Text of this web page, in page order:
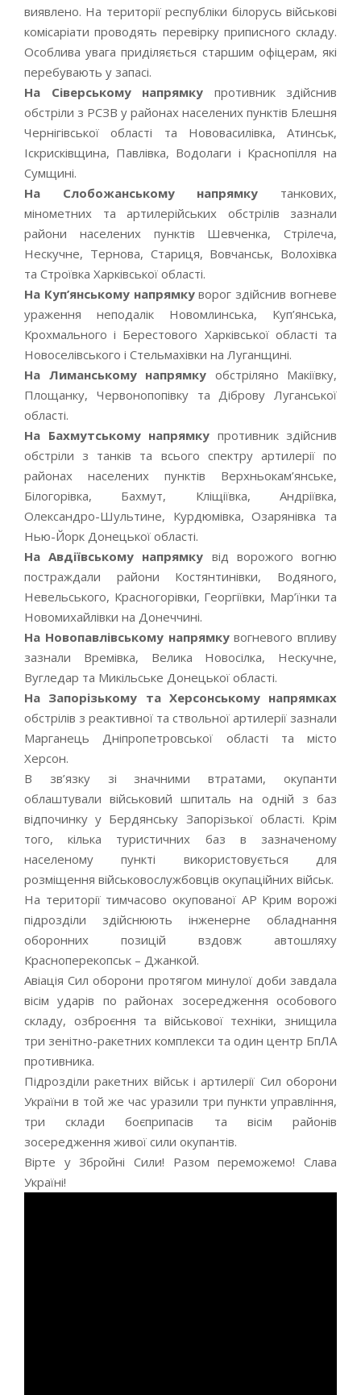
виявлено. На території республіки білорусь військові
комісаріати проводять перевірку приписного складу.
Особлива увага приділяється старшим офіцерам, які
перебувають у запасі.
На Сіверському напрямку противник здійснив
обстріли з РСЗВ у районах населених пунктів Блешня
Чернігівської області та Нововасилівка, Атинськ,
Іскрисківщина, Павлівка, Водолаги і Краснопілля на
Сумщині.
На Слобожанському напрямку танкових,
мінометних та артилерійських обстрілів зазнали
райони населених пунктів Шевченка, Стрілеча,
Нескучне, Тернова, Стариця, Вовчанськ, Волохівка
та Строївка Харківської області.
На Куп’янському напрямкуворог здійснив вогневе
ураження неподалік Новомлинська, Куп’янська,
Крохмального і Берестового Харківської області та
Новоселівського і Стельмахівки на Луганщині.
На Лиманському напрямку обстріляно Макіївку,
Площанку, Червонопопівку та Діброву Луганської
області.
На Бахмутському напрямку противник здійснив
обстріли з танків та всього спектру артилерії по
районах населених пунктів Верхньокам’янське,
Білогорівка, Бахмут, Кліщіївка, Андріївка,
Олександро-Шультине, Курдюмівка, Озарянівка та
Нью-Йорк Донецької області.
На Авдіївському напрямку від ворожого вогню
постраждали райони Костянтинівки, Водяного,
Невельського, Красногорівки, Георгіївки, Мар’їнки та
Новомихайлівки на Донеччині.
На Новопавлівському напрямкувогневого впливу
зазнали Времівка, Велика Новосілка, Нескучне,
Вугледар та Микільське Донецької області.
На Запорізькому та Херсонському напрямках
обстрілів з реактивної та ствольної артилерії зазнали
Марганець Дніпропетровської області та місто
Херсон.
В зв’язку зі значними втратами, окупанти
облаштували військовий шпиталь на одній з баз
відпочинку у Бердянську Запорізької області. Крім
того, кілька туристичних баз в зазначеному
населеному пункті використовується для
розміщення військовослужбовців окупаційних військ.
На території тимчасово окупованої АР Крим ворожі
підрозділи здійснюють інженерне обладнання
оборонних позицій вздовж автошляху
Красноперекопськ – Джанкой.
Авіація Сил оборони протягом минулої доби завдала
вісім ударів по районах зосередження особового
складу, озброєння та військової техніки, знищила
три зенітно-ракетних комплекси та один центр БпЛА
противника.
Підрозділи ракетних військ і артилерії Сил оборони
України в той же час уразили три пункти управління,
три склади боєприпасів та вісім районів
зосередження живої сили окупантів.
Вірте у Збройні Сили! Разом переможемо! Слава
Україні!